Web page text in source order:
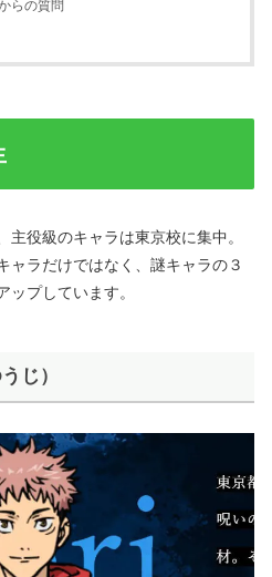
らの質問
役級のキャラは東京校に集中。
ャラだけではなく、謎キャラの３
プしています。
じ）